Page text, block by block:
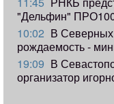
"Дельфин" ПРО100
10:02 В Северных
рождаемость -
19:09 В
организатор